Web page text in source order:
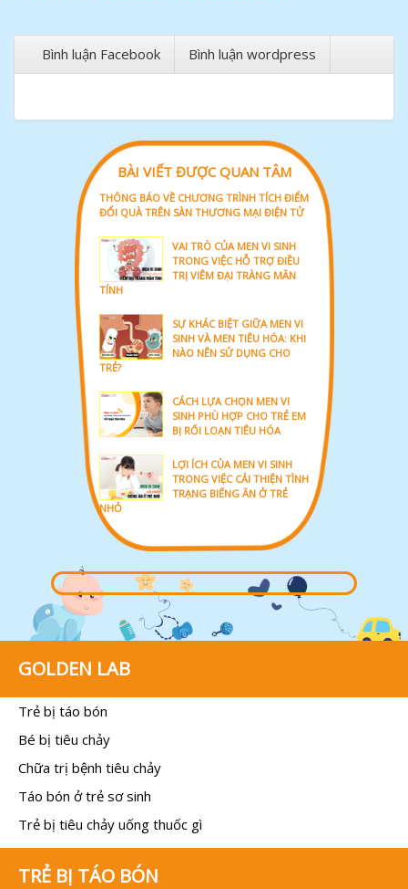
Bình luận Facebook Bình luận wordpress
BÀI VIẾT ĐƯỢC QUAN TÂM
THÔNG BÁO VỀ CHƯƠNG TRÌNH TÍCH ĐIỂM
ĐỔI QUÀ TRÊN SÀN THƯƠNG MẠI ĐIỆN TỬ
VAI TRÒ CỦA MEN VI SINH
TRONG VIỆC HỖ TRỢ ĐIỀU
TRỊ VIÊM ĐẠI TRÀNG MÃN
TÍNH
SỰ KHÁC BIỆT GIỮA MEN VI
SINH VÀ MEN TIÊU HÓA: KHI
NÀO NÊN SỬ DỤNG CHO
TRẺ?
CÁCH LỰA CHỌN MEN VI
SINH PHÙ HỢP CHO TRẺ EM
BỊ RỐI LOẠN TIÊU HÓA
LỢI ÍCH CỦA MEN VI SINH
TRONG VIỆC CẢI THIỆN TÌNH
TRẠNG BIẾNG ĂN Ở TRẺ
NHỎ
GOLDEN LAB
Trẻ bị táo bón
Bé bị tiêu chảy
Chữa trị bệnh tiêu chảy
Táo bón ở trẻ sơ sinh
Trẻ bị tiêu chảy uống thuốc gì
TRẺ BỊ TÁO BÓN